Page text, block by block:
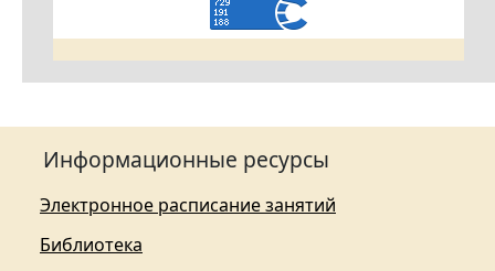
Информационные ресурсы
Электронное расписание занятий
Библиотека